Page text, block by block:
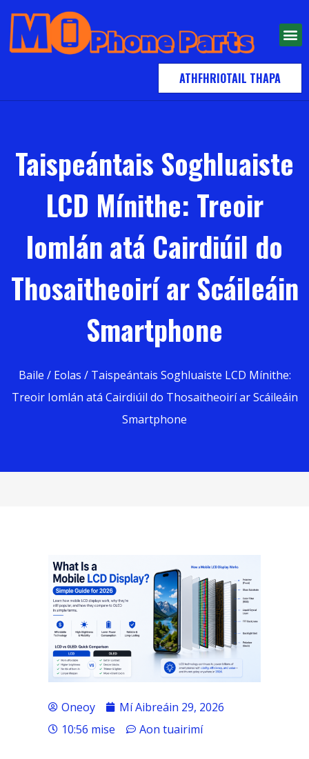
ATHFHRIOTAIL THAPA
Taispeántais Soghluaiste
LCD Mínithe: Treoir
Iomlán atá Cairdiúil do
Thosaitheoirí ar Scáileáin
Smartphone
Baile / Eolas / Taispeántais Soghluaiste LCD Mínithe:
Treoir Iomlán atá Cairdiúil do Thosaitheoirí ar Scáileáin
Smartphone
Oneoy
Mí Aibreáin 29, 2026
10:56 mise
Aon tuairimí